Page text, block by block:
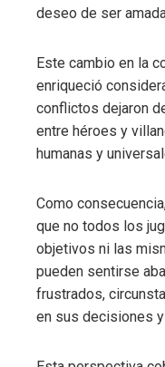
deseo de ser
Este cambio en la
enriqueció
conflictos dejaron
entre héroes y
humanas y
Como
que no todos los
objetivos ni las
pueden sentirse
frustrados,
en sus decisiones